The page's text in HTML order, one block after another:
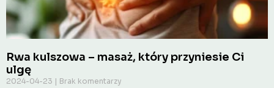
Rwa kulszowa – masaż, który przyniesie Ci
ulgę
2024-04-23 Brak komentarzy